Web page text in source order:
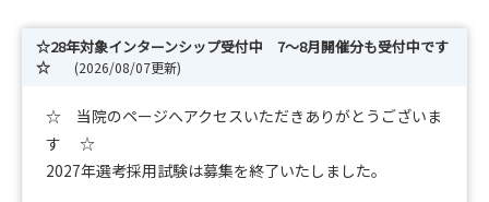
☆28年対象インターンシップ受付中 7～8月開催分も受付中です
☆
(2026/08/07更新)
☆ 当院のページへアクセスいただきありがとうございま
す ☆
2027年選考採用試験は募集を終了いたしました。